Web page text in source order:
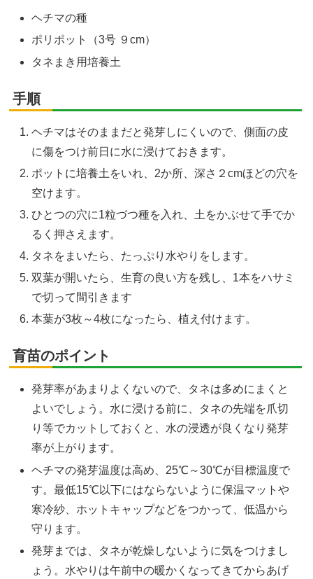
ヘチマの種
ポリポット（3号 ９cm）
タネまき用培養土
手順
ヘチマはそのままだと発芽しにくいので、側面の皮
に傷をつけ前日に水に浸けておきます。
ポットに培養土をいれ、2か所、深さ２cmほどの穴を
空けます。
ひとつの穴に1粒づつ種を入れ、土をかぶせて手でか
るく押さえます。
タネをまいたら、たっぷり水やりをします。
双葉が開いたら、生育の良い方を残し、1本をハサミ
で切って間引きます
本葉が3枚～4枚になったら、植え付けます。
育苗のポイント
発芽率があまりよくないので、タネは多めにまくと
よいでしょう。水に浸ける前に、タネの先端を爪切
り等でカットしておくと、水の浸透が良くなり発芽
率が上がります。
ヘチマの発芽温度は高め、25℃～30℃が目標温度で
す。最低15℃以下にはならないように保温マットや
寒冷紗、ホットキャップなどをつかって、低温から
守ります。
発芽までは、タネが乾燥しないように気をつけまし
ょう。水やりは午前中の暖かくなってきてからあげ